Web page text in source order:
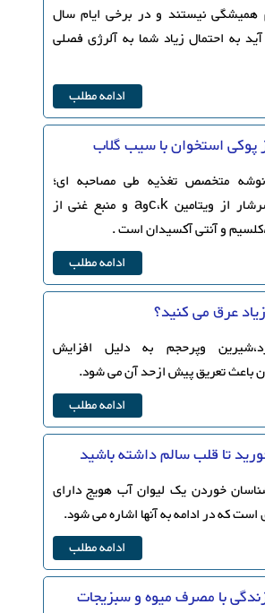
همیشگی نیستند و در برخی ایام سال
به احتمال زیاد شما به آلرژی فصلی
ادامه مطلب
پوکی استخوان با سیب گلاب
متخصص تغذیه طی مصاحبه ای؛
گفت:سیب سرشار از ویتامین c،kوa و منبع غنی از
و آنتی آکسیدان است .
ادامه مطلب
عرق می کنید؟
وپرحجم به دلیل افزایش
باعث تعریق پیش ازحد آن می شود.
ادامه مطلب
تا قلب سالم داشته باشید
خوردن یک لیوان آب هویج دارای
است که در ادامه به آنها اشاره می شود.
ادامه مطلب
با مصرف میوه و سبزیجات